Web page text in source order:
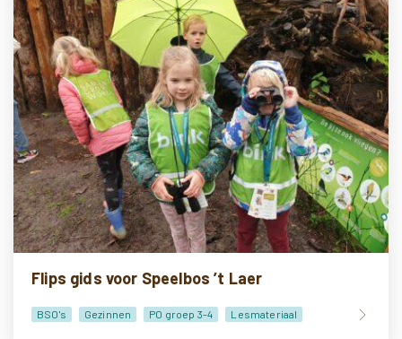
Flips gids voor Speelbos ’t Laer
BSO's Gezinnen PO groep 3-4
Lesmateriaal